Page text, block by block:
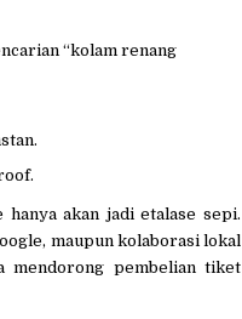
“kolam renang
akan jadi etalase sepi.
maupun kolaborasi lokal
mendorong pembelian tiket